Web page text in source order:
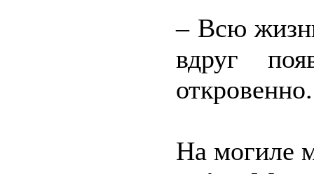
– Всю
вдруг
На могиле